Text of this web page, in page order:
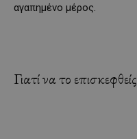
αγαπημένο μέρος.
Γιατί να το